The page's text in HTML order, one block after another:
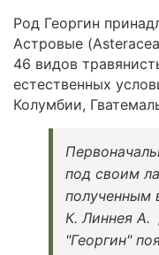
Род Георгин
Астровые
46 видов
естественных
Колумбии,
под своим
полученным
К. Линнея А.
"Георгин"